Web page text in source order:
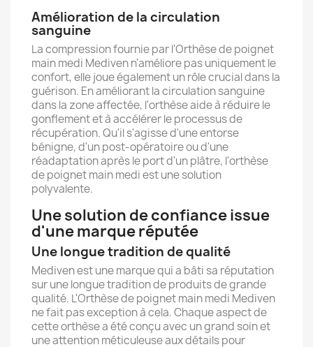
Amélioration de la circulation
sanguine
La compression fournie par l'Orthèse de poignet
main medi Mediven n'améliore pas uniquement le
confort, elle joue également un rôle crucial dans la
guérison. En améliorant la circulation sanguine
dans la zone affectée, l'orthèse aide à réduire le
gonflement et à accélérer le processus de
récupération. Qu'il s'agisse d'une entorse
bénigne, d'un post-opératoire ou d'une
réadaptation après le port d'un plâtre, l'orthèse
de poignet main medi est une solution
polyvalente.
Une solution de confiance issue
d'une marque réputée
Une longue tradition de qualité
Mediven est une marque qui a bâti sa réputation
sur une longue tradition de produits de grande
qualité. L'Orthèse de poignet main medi Mediven
ne fait pas exception à cela. Chaque aspect de
cette orthèse a été conçu avec un grand soin et
une attention méticuleuse aux détails pour